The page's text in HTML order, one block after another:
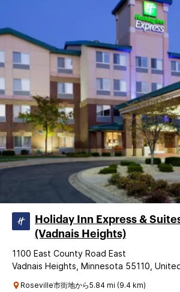
Holiday Inn Express &
(Vadnais Heights)
1100 East County Road East
Vadnais Heights, Minnesota 55110,
Roseville市街地から5.84 mi (9.4 km)